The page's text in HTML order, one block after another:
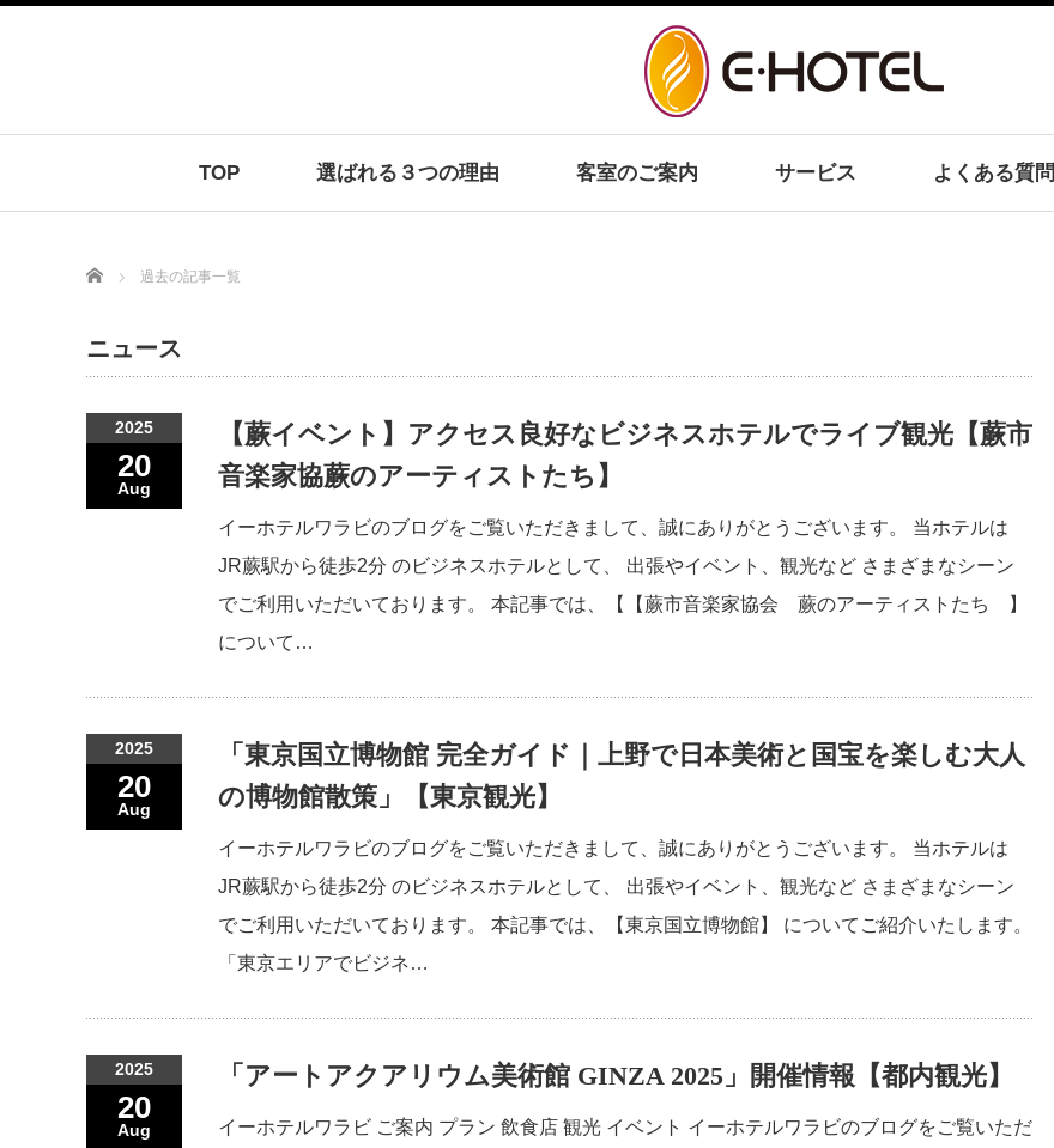
TOP 選ばれる３つの理由 客室のご案内 サービス よくある質問
Home 過去の記事一覧
ニュース
2025
20
Aug
【蕨イベント】アクセス良好なビジネスホテルでライブ観光【蕨市
音楽家協蕨のアーティストたち】
イーホテルワラビのブログをご覧いただきまして、誠にありがとうございます。 当ホテルは
JR蕨駅から徒歩2分 のビジネスホテルとして、 出張やイベント、観光など さまざまなシーン
でご利用いただいております。 本記事では、【【蕨市音楽家協会 蕨のアーティストたち 】
について…
2025
20
Aug
「東京国立博物館 完全ガイド｜上野で日本美術と国宝を楽しむ大人
の博物館散策」【東京観光】
イーホテルワラビのブログをご覧いただきまして、誠にありがとうございます。 当ホテルは
JR蕨駅から徒歩2分 のビジネスホテルとして、 出張やイベント、観光など さまざまなシーン
でご利用いただいております。 本記事では、【東京国立博物館】 についてご紹介いたします。
「東京エリアでビジネ…
2025
20
Aug
「アートアクアリウム美術館 GINZA 2025」開催情報【都内観光】
イーホテルワラビ ご案内 プラン 飲食店 観光 イベント イーホテルワラビのブログをご覧いただ